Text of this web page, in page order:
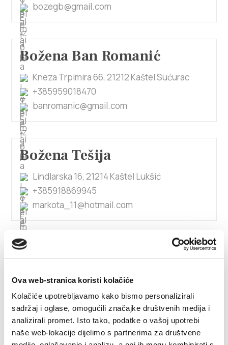
Ova web-stranica koristi kolačiće
Kolačiće upotrebljavamo kako bismo personalizirali
sadržaj i oglase, omogućili značajke društvenih medija i
analizirali promet. Isto tako, podatke o vašoj upotrebi
naše web-lokacije dijelimo s partnerima za društvene
bozegb@gmail.com
Božena Ban Romanić
Kneza Trpimira 66, 21212 Kaštel Sućurac
+385959018470
banromanic@gmail.com
Božena Tešija
Lindlarska 16, 21214 Kaštel Lukšić
+385918869945
markota_11@hotmail.com
Obala kralja Tomislava 58, 21217 Kaštel Stari
098 98 38 191
bbudanko@gmail.com